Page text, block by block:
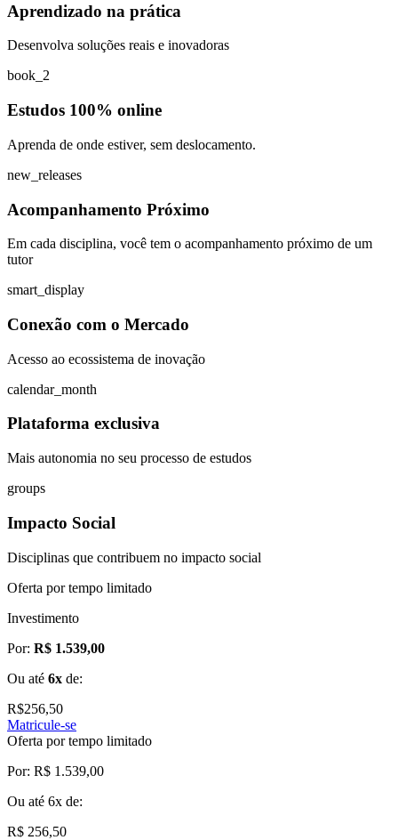
Aprendizado na prática
Desenvolva soluções reais e inovadoras
book_2
Estudos 100% online
Aprenda de onde estiver, sem deslocamento.
new_releases
Acompanhamento Próximo
Em cada disciplina, você tem o acompanhamento próximo de um
tutor
smart_display
Conexão com o Mercado
Acesso ao ecossistema de inovação
calendar_month
Plataforma exclusiva
Mais autonomia no seu processo de estudos
groups
Impacto Social
Disciplinas que contribuem no impacto social
Oferta por tempo limitado
Investimento
Por: R$ 1.539,00
Ou até 6x de:
R$256,50
Matricule-se
Oferta por tempo limitado
Por: R$ 1.539,00
Ou até 6x de:
R$ 256,50